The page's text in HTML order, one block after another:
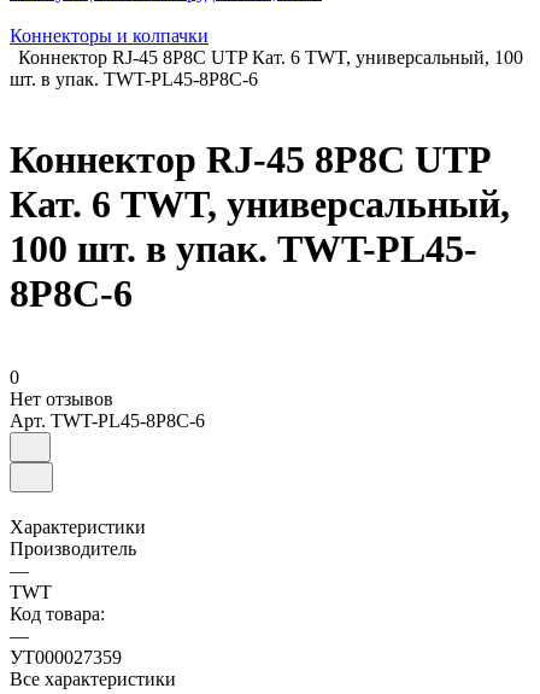
Коннекторы и колпачки
Коннектор RJ-45 8P8C UTP Кат. 6 TWT, универсальный, 100
шт. в упак. TWT-PL45-8P8C-6
Коннектор RJ-45 8P8C UTP
Кат. 6 TWT, универсальный,
100 шт. в упак. TWT-PL45-
8P8C-6
0
Нет отзывов
Арт. TWT-PL45-8P8C-6
Характеристики
Производитель
—
TWT
Код товара:
—
УТ000027359
Все характеристики